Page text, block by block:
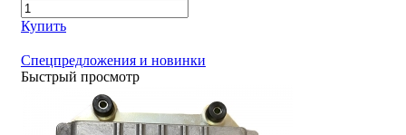
Купить
Спецпредложения и новинки
Быстрый просмотр